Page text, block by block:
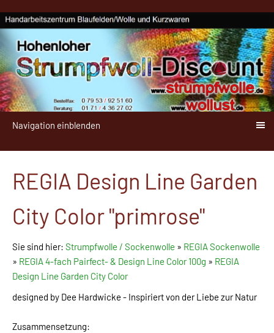
Navigation einblenden
REGIA Design Line Garden
City Color "primrose"
Sie sind hier: Strumpfwolle / Sockenwolle » REGIA Sockenwolle
» REGIA 4-fach Pairfect- & Design Line Color 100g » REGIA
Design Line Garden City Color
designed by Dee Hardwicke - Inspiriert von der Liebe zur Natur
Zusammensetzung: